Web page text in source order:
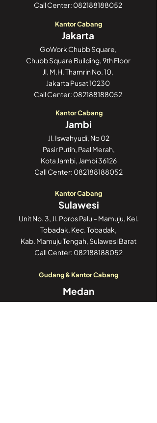
Call Center: 082188188052
Kantor Cabang
Jakarta
GoWork Chubb Square,
Chubb Square Building, 9th Floor
Jl. M.H. Thamrin No. 10,
Jakarta Pusat 10230
Call Center: 082188188052
Kantor Cabang
Jambi
Jl. Iswahyudi, No 02
Pasir Putih, Paal Merah,
Kota Jambi, Jambi 36126
Call Center: 082188188052
Kantor Cabang
Sulawesi
Unit No. 3, Jl. Poros Palu – Mamuju, Kel.
Tobadak, Kec. Tobadak,
Kab. Mamuju Tengah, Sulawesi Barat
Call Center: 082188188052
Gudang & Kantor Cabang
Medan
Komplek Pergudangan Skydex